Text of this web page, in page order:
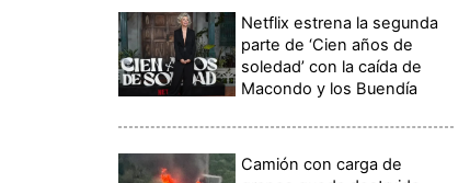
Netflix estrena la segunda
parte de ‘Cien años de
soledad’ con la caída de
Macondo y los Buendía
Camión con carga de